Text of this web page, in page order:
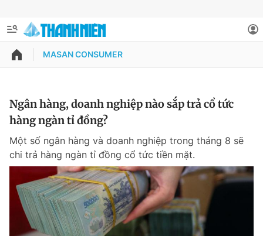
QUẢNG CÁO
Chuyên mục khác
Chào ngày mới Tin 24h
Tin thị trường Tin 360
Thông tin tài khoản
Đổi mật khẩu
Tin đã lưu
Tin đã xem
Đăng xuất
MASAN CONSUMER
Ngân hàng, doanh nghiệp nào sắp trả cổ tức
hàng ngàn tỉ đồng?
Một số ngân hàng và doanh nghiệp trong tháng 8 sẽ
chi trả hàng ngàn tỉ đồng cổ tức tiền mặt.